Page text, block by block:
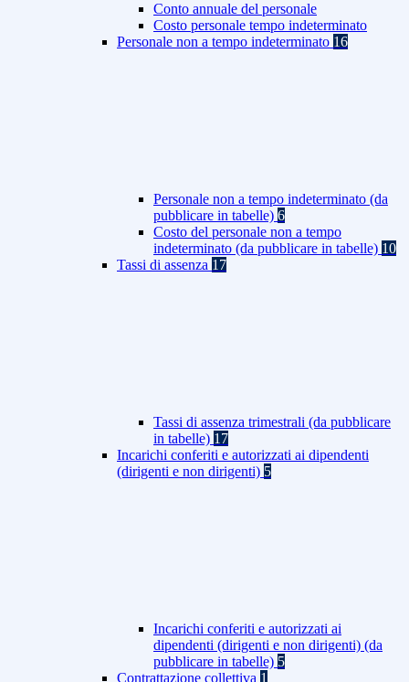
Conto annuale del personale
Costo personale tempo indeterminato
Personale non a tempo indeterminato 16
Personale non a tempo indeterminato (da
pubblicare in tabelle) 6
Costo del personale non a tempo
indeterminato (da pubblicare in tabelle) 10
Tassi di assenza 17
Tassi di assenza trimestrali (da pubblicare
in tabelle) 17
Incarichi conferiti e autorizzati ai dipendenti
(dirigenti e non dirigenti) 5
Incarichi conferiti e autorizzati ai
dipendenti (dirigenti e non dirigenti) (da
pubblicare in tabelle) 5
Contrattazione collettiva 1